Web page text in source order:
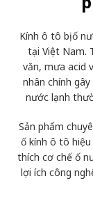
Kính ô tô bị ố
tại Việt Nam.
văn, mưa acid
nhân chính
nước lạnh
Sản phẩm
ố kính ô tô
thích cơ chế ố
lợi ích công